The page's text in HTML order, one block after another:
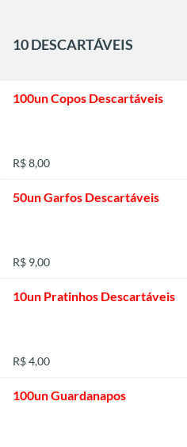
10 DESCARTÁVEIS
100un Copos Descartáveis
R$ 8,00
50un Garfos Descartáveis
R$ 9,00
10un Pratinhos Descartáveis
R$ 4,00
100un Guardanapos